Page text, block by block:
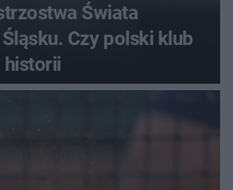
Świata
Czy polski klub
historii